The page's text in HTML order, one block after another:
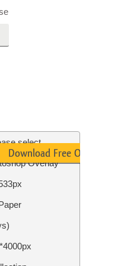
select
Overlay
Download Free Overlay